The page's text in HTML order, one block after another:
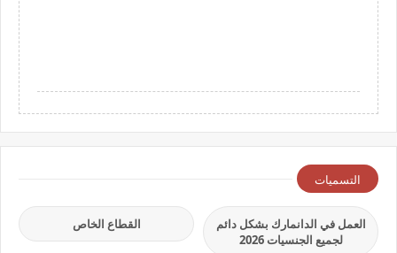
التسميات
العمل في الدانمارك بشكل دائم
لجميع الجنسيات 2026
القطاع الخاص